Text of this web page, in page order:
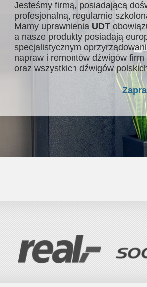
Jesteśmy firmą, posiadającą
profesjonalną, regularnie
Mamy uprawnienia UDT
a nasze produkty posiadają
specjalistycznym
napraw i remontów dźwigów firm
oraz wszystkich dźwigów